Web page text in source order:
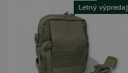
Letný výpredaj